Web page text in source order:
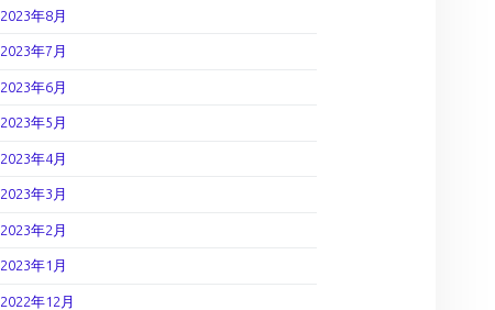
2023年8月
2023年7月
2023年6月
2023年5月
2023年4月
2023年3月
2023年2月
2023年1月
2022年12月